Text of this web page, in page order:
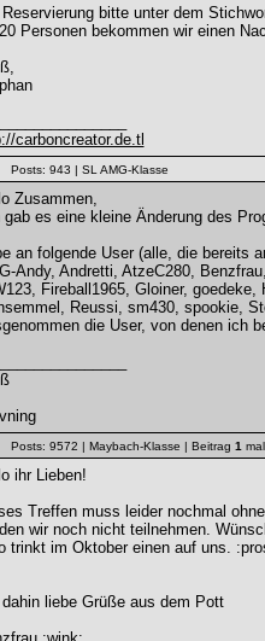
Reservierung bitte unter dem
Personen bekommen wir einen
carboncreator.de.tl
Posts: 943 | SL AMG-Klasse
Zusammen,
gab es eine kleine Änderung des
an folgende User (alle, die bereits
Andy, Andretti, AtzeC280,
Fireball1965, Gloiner,
Reussi, sm430, spookie,
die User, von denen ich
Posts: 9572 | Maybach-Klasse | Beitrag 1
ihr Lieben!
Treffen muss leider nochmal
wir noch nicht teilnehmen.
trinkt im Oktober einen auf uns.
dahin liebe Grüße aus dem Pott